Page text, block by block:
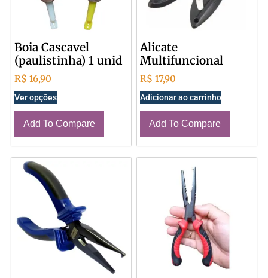
Boia Cascavel
(paulistinha) 1 unid
R$ 16,90
Ver opções
Add To Compare
Alicate
Multifuncional
R$ 17,90
Adicionar ao carrinho
Add To Compare